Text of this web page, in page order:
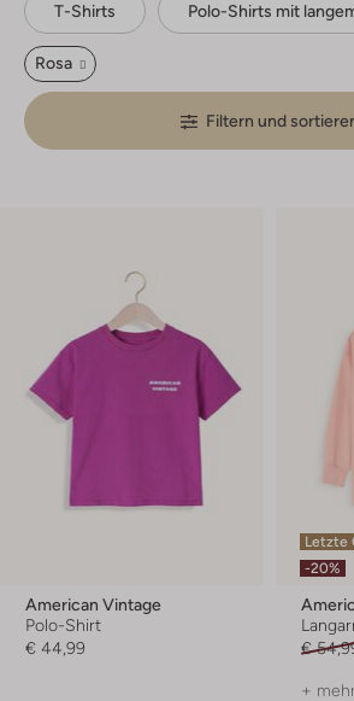
T-Shirts Polo-Shirts mit
Rosa
Filtern und
American Vintage
Polo-Shirt
€ 44,99
Letzte
-20%
€
+